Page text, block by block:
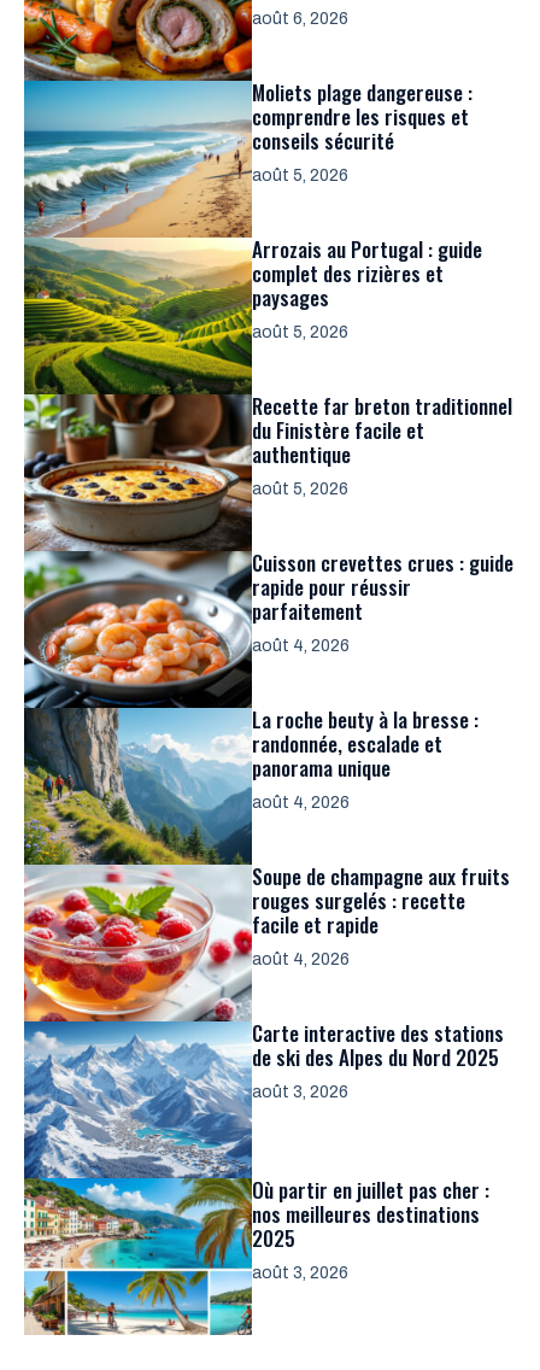
août 6, 2026
Moliets plage dangereuse :
comprendre les risques et
conseils sécurité
août 5, 2026
Arrozais au Portugal : guide
complet des rizières et
paysages
août 5, 2026
Recette far breton traditionnel
du Finistère facile et
authentique
août 5, 2026
Cuisson crevettes crues : guide
rapide pour réussir
parfaitement
août 4, 2026
La roche beuty à la bresse :
randonnée, escalade et
panorama unique
août 4, 2026
Soupe de champagne aux fruits
rouges surgelés : recette
facile et rapide
août 4, 2026
Carte interactive des stations
de ski des Alpes du Nord 2025
août 3, 2026
Où partir en juillet pas cher :
nos meilleures destinations
2025
août 3, 2026